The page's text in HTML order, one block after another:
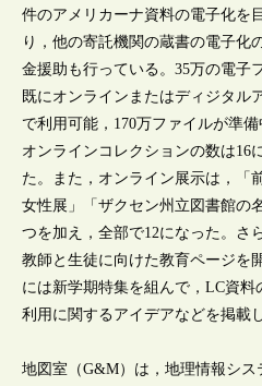
件のアメリカーナ資料の電子化を
り，他の寄託機関の蔵書の電子化
金援助も行っている。35万の電子
既にオンラインまたはディジタル
で利用可能，170万ファイルが準備
オンラインコレクションの数は16
た。また，オンライン展示は，「
女性展」「ザクセン州立図書館の
つを加え，全部で12になった。さ
教師と生徒に向けた教育ページを
には新学期特集を組んで，LC資料
利用に関するアイデアなどを掲載
地図室（G&M）は，地理情報シス